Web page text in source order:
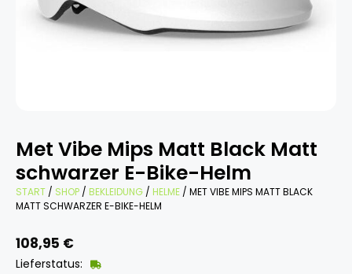
Met Vibe Mips Matt Black Matt
schwarzer E-Bike-Helm
START / SHOP / BEKLEIDUNG / HELME / MET VIBE MIPS MATT BLACK
MATT SCHWARZER E-BIKE-HELM
108,95 €
Lieferstatus: